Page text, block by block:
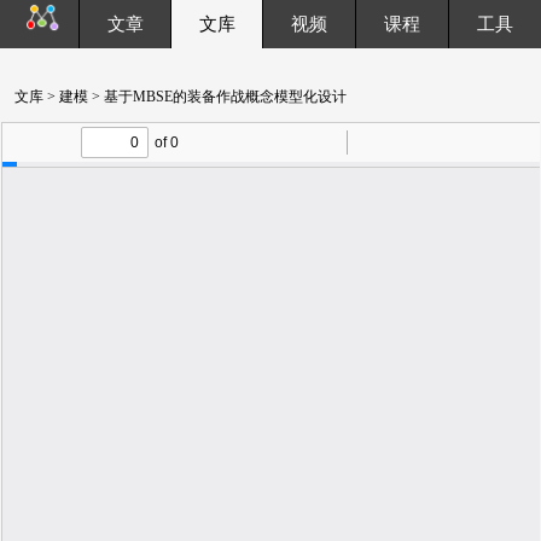
文章 文库 视频 课程 工具
文库 > 建模 > 基于MBSE的装备作战概念模型化设计